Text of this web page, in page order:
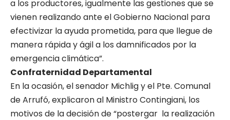
a los productores, igualmente las gestiones que se
vienen realizando ante el Gobierno Nacional para
efectivizar la ayuda prometida, para que llegue de
manera rápida y ágil a los damnificados por la
emergencia climática”.
Confraternidad Departamental
En la ocasión, el senador Michlig y el Pte. Comunal
de Arrufó, explicaron al Ministro Contingiani, los
motivos de la decisión de “postergar la realización